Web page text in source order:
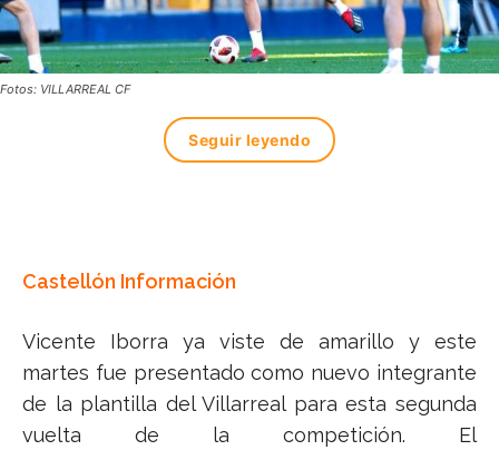
Fotos: VILLARREAL CF
Seguir leyendo
Castellón Información
Vicente Iborra ya viste de amarillo y este
martes fue presentado como nuevo integrante
de la plantilla del Villarreal para esta segunda
vuelta de la competición. El